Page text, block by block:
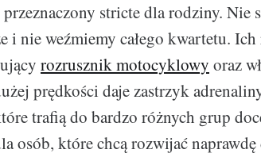
stricte dla rodziny. Nie
i nie weźmiemy całego kwartetu.
rozrusznik motocyklowy oraz
prędkości daje zastrzyk
trafią do bardzo różnych grup
osób, które chcą rozwijać